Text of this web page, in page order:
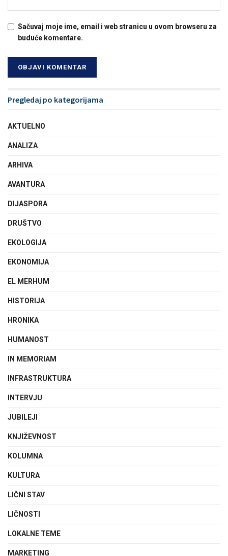
Sačuvaj moje ime, email i web stranicu u ovom browseru za
buduće komentare.
Pregledaj po kategorijama
AKTUELNO
ANALIZA
ARHIVA
AVANTURA
DIJASPORA
DRUŠTVO
EKOLOGIJA
EKONOMIJA
EL MERHUM
HISTORIJA
HRONIKA
HUMANOST
IN MEMORIAM
INFRASTRUKTURA
INTERVJU
JUBILEJI
KNJIŽEVNOST
KOLUMNA
KULTURA
LIČNI STAV
LIČNOSTI
LOKALNE TEME
MARKETING